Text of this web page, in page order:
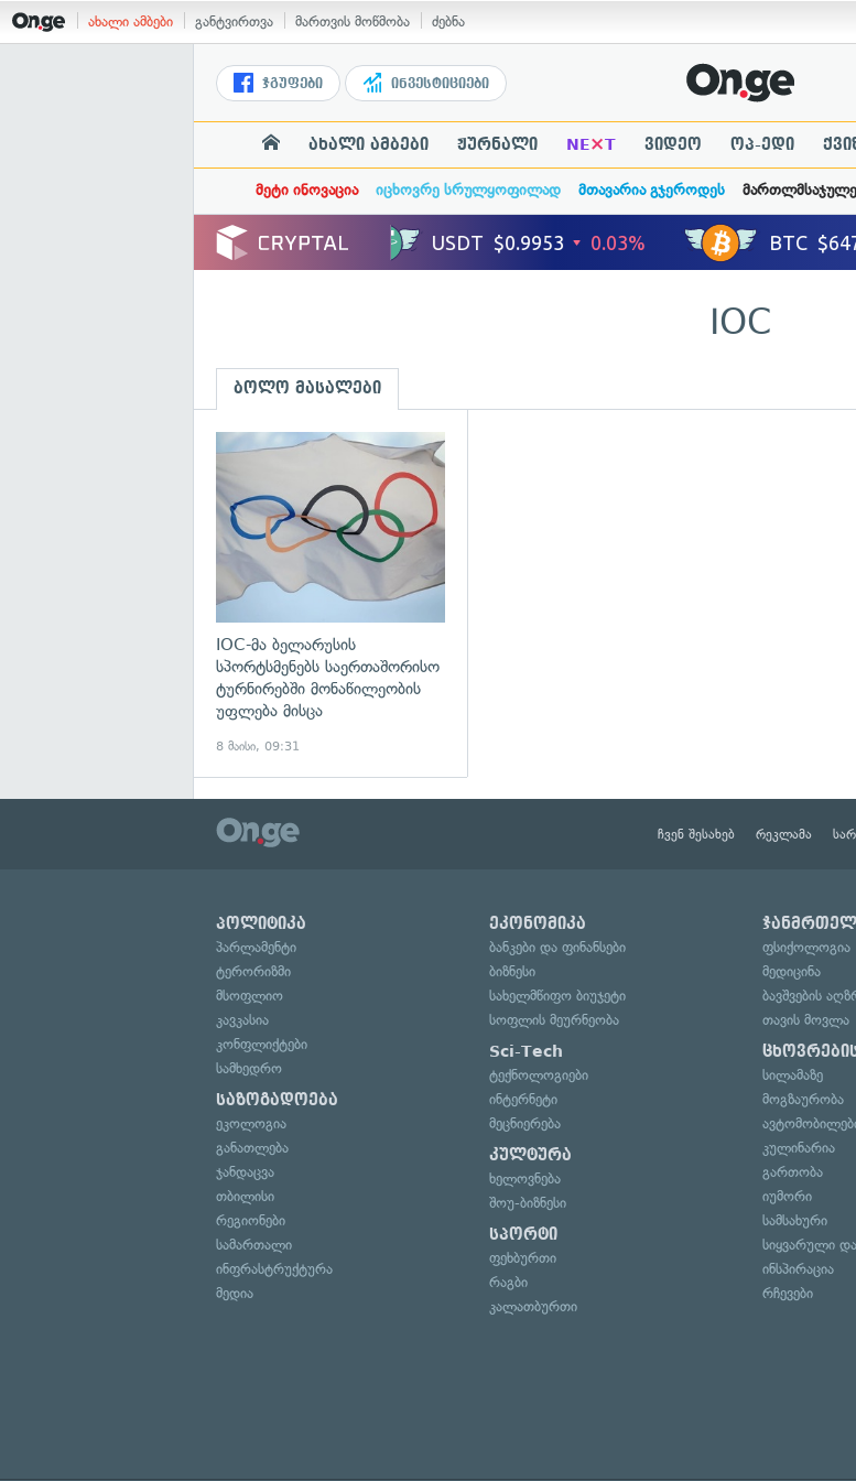
ახალი ამბები განტვირთვა მართვის მოწმობა ძებნა
ჯგუფები ინვესტიციები
ახალი ამბები ჟურნალი NE×T ვიდეო ოპ-ედი
მეტი ინოვაცია იცხოვრე სრულყოფილად მთავარია გჯეროდეს
IOC
ბოლო მასალები
IOC-მა ბელარუსის
სპორტსმენებს საერთაშორისო
ტურნირებში მონაწილეობის
უფლება მისცა
8 მაისი, 09:31
ჩვენ შესახებ რეკლამა
პოლიტიკა
პარლამენტი
ტერორიზმი
მსოფლიო
კავკასია
კონფლიქტები
სამხედრო
საზოგადოება
ეკოლოგია
განათლება
ჯანდაცვა
თბილისი
რეგიონები
სამართალი
ინფრასტრუქტურა
მედია
ეკონომიკა
ბანკები და ფინანსები
ბიზნესი
სახელმწიფო ბიუჯეტი
სოფლის მეურნეობა
Sci-Tech
ტექნოლოგიები
ინტერნეტი
მეცნიერება
კულტურა
ხელოვნება
შოუ-ბიზნესი
სპორტი
ფეხბურთი
რაგბი
კალათბურთი
ფსიქოლოგია
მედიცინა
ბავშვების
თავის მოვლა
სილამაზე
მოგზაურობა
კულინარია
გართობა
იუმორი
სამსახური
სიყვარული და
ინსპირაცია
რჩევები